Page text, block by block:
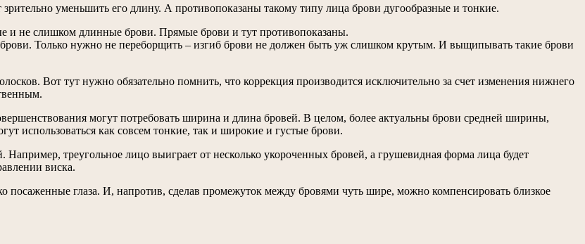
уменьшить его длину. А противопоказаны такому типу лица брови дугообразные и тонкие.
и не слишком длинные брови. Прямые брови и тут противопоказаны.
Только нужно не переборщить – изгиб брови не должен быть уж слишком крутым. И выщипывать такие брови
Вот тут нужно обязательно помнить, что коррекция производится исключительно за счет изменения нижнего
могут потребовать ширина и длина бровей. В целом, более актуальны брови средней ширины,
использоваться как совсем тонкие, так и широкие и густые брови.
треугольное лицо выиграет от несколько укороченных бровей, а грушевидная форма лица будет
виска.
глаза. И, напротив, сделав промежуток между бровями чуть шире, можно компенсировать близкое